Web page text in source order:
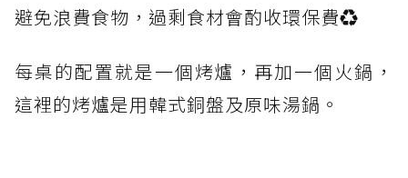
避免浪費食物，過剩食材會酌收環保費♻️
每桌的配置就是一個烤爐，再加一個火鍋，
這裡的烤爐是用韓式銅盤及原味湯鍋。